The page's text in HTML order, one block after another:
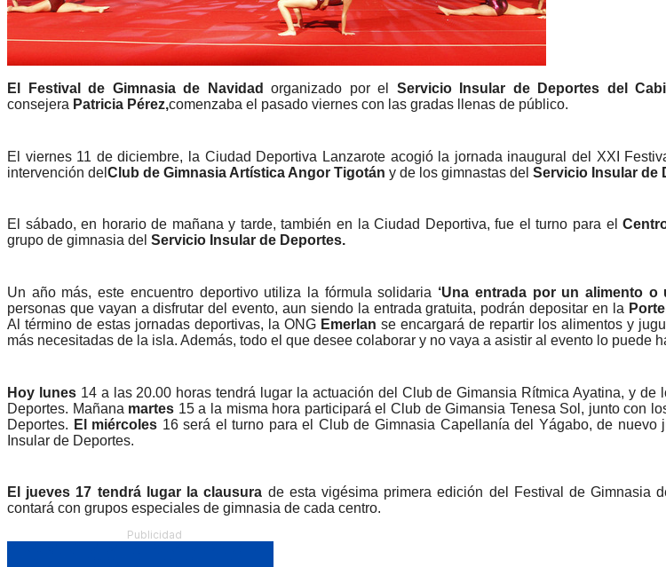
El Festival de Gimnasia de Navidadorganizado por el Servicio Insular de Deportes del
consejera Patricia Pérez,comenzaba el pasado viernes con las gradas llenas de público.
El viernes 11 de diciembre, la Ciudad Deportiva Lanzarote acogió la jornada inaugural del XXI
intervención del Club de Gimnasia Artística Angor Tigotán y de los gimnastas del Servicio Insular de
El sábado, en horario de mañana y tarde, también en la Ciudad Deportiva, fue el turno para el
grupo de gimnasia del Servicio Insular de Deportes.
Un año más, este encuentro deportivo utiliza la fórmula solidaria ‘Una entrada por un alimento o
personas que vayan a disfrutar del evento, aun siendo la entrada gratuita, podrán depositar en la
Al término de estas jornadas deportivas, la ONG Emerlan se encargará de repartir los alimentos y
más necesitadas de la isla. Además, todo el que desee colaborar y no vaya a asistir al evento lo puede
Hoy lunes14 a las 20.00 horas tendrá lugar la actuación del Club de Gimansia Rítmica Ayatina, y de
Deportes. Mañana martes 15 a la misma hora participará el Club de Gimansia Tenesa Sol, junto con
Deportes. El miércoles 16 será el turno para el Club de Gimnasia Capellanía del Yágabo, de nuevo
Insular de Deportes.
El jueves 17 tendrá lugar la clausura de esta vigésima primera edición del Festival de Gimnasia
contará con grupos especiales de gimnasia de cada centro.
Publicidad